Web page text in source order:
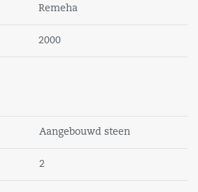
Remeha
2000
Aangebouwd steen
2